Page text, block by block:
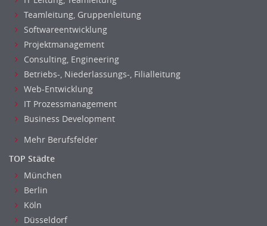
Physiotherapie
Sanitätsdienst, ambulanter Dienst
Strahlentherapie
Außendienst
Immobilienmakler
Innendienst, Sachbearbeitung
Kundenservice
Vertrieb & Verkauf Leitung, Teamleitung
Pharmaberater
Verkauf (Handel)
Teamleitung, Gruppenleitung
Softwareentwicklung
Projektmanagement
Consulting, Engineering
Betriebs-, Niederlassungs-, Filialleitung
Web-Entwicklung
IT Prozessmanagement
Business Development
Mehr Berufsfelder
TOP Städte
München
Berlin
Köln
Düsseldorf